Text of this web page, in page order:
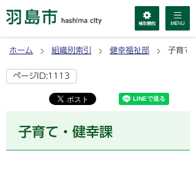
ホーム 組織別索引 健幸福祉部 子育て
ページID:1113
子育て・健幸課